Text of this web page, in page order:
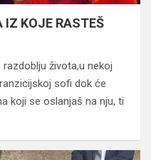
KOJE RASTEŠ
života,u nekoj
sofi dok će
koji se oslanjaš na nju, ti